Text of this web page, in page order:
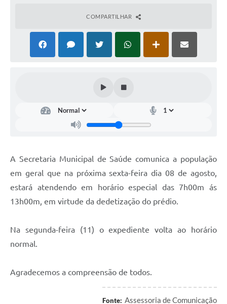
COMPARTILHAR
A Secretaria Municipal de Saúde comunica a população
em geral que na próxima sexta-feira dia 08 de agosto,
estará atendendo em horário especial das 7h00m ás
13h00m, em virtude da dedetização do prédio.
Na segunda-feira (11) o expediente volta ao horário
normal.
Agradecemos a compreensão de todos.
Fonte: Assessoria de Comunicação